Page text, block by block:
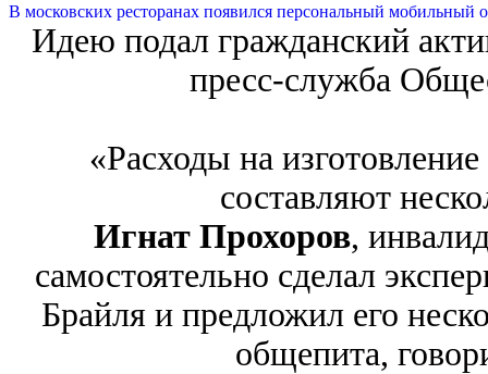
В московских ресторанах появился персональный мобильный
Идею подал гражданский
пресс-служба
«Расходы на
составляют
Игнат Прохоров,
самостоятельно сделал
Брайля и предложил его
общепита,